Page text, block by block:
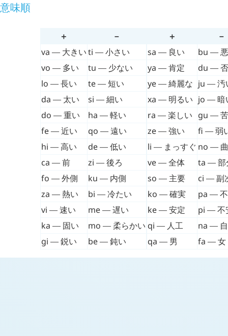
意味順
＋
－
va — 大きいti — 小さい
vo — 多い tu — 少ない
lo — 長い te— 短い
da — 太い si — 細い
do — 重い ha — 軽い
fe— 近い qo — 遠い
hi — 高い de— 低い
ca — 前 zi — 後ろ
fo — 外側 ku — 内側
za — 熱い bi — 冷たい
vi — 速い me— 遅い
ka — 固い mo — 柔らかい
gi — 鋭い be— 鈍い
＋
－
sa — 良い bu —
ya — 肯定 du —
ye— 綺麗な ju — 汚
xa — 明るい jo — 暗
ra — 楽しい gu —
ze— 強い fi — 弱
li — まっすぐ no —
ve— 全体 ta — 部
so — 主要 ci — 副
ko — 確実 pa —
ke— 安定 pi — 不
qi — 人工 na —
qa — 男 fa — 女